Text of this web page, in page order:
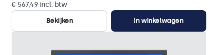
€ 567,49 incl. btw
Bekijken
In winkelwagen